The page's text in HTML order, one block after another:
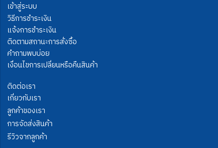
เข้าสู่ระบบ
วิธีการชำระเงิน
แจ้งการชำระเงิน
ติดตามสถานะการสั่งซื้อ
คำถามพบบ่อย
เงื่อนไขการเปลี่ยนหรือคืนสินค้า
ติดต่อเรา
เกี่ยวกับเรา
ลูกค้าของเรา
การจัดส่งสินค้า
รีวิวจากลูกค้า